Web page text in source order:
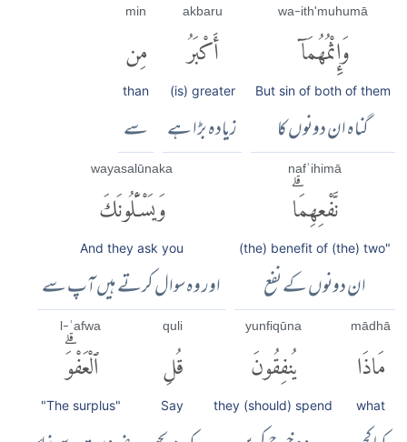
wa-ith'muhumā
وَإِثْمُهُمَآ
But sin of both of them
گناہ ان دونوں کا
akbaru
أَكْبَرُ
(is) greater
زیادہ بڑا ہے
min
مِن
than
سے
nafʿihimā
نَّفْعِهِمَاۗ
(the) benefit of (the) two"
ان دونوں کے نفع
wayasalūnaka
وَيَسْـَٔلُونَكَ
And they ask you
اور وہ سوال کرتے ہیں آپ سے
mādhā
مَاذَا
what
yunfiqūna
يُنفِقُونَ
they (should) spend
quli
قُلِ
Say
l-ʿafwa
ٱلْعَفْوَۗ
"The surplus"